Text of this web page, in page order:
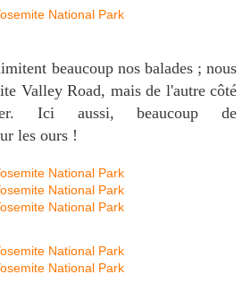
beaucoup nos balades ; nous
Valley Road, mais de l'autre côté
Ici aussi, beaucoup de
les ours !